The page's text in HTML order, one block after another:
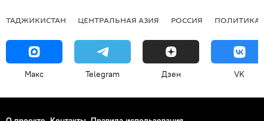
ТАДЖИКИСТАН ЦЕНТРАЛЬНАЯ АЗИЯ РОССИЯ ПОЛИТИКА
Макс Telegram Дзен VK